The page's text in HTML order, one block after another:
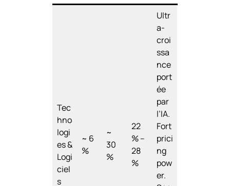
Tec
hno
logi
es &
Logi
ciel
s
~ 6
%
~
30
%
22
% –
28
%
Ultr
a-
croi
ssa
nce
port
ée
par
l’IA.
Fort
prici
ng
pow
er.